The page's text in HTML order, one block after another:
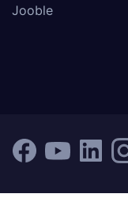
Jooble